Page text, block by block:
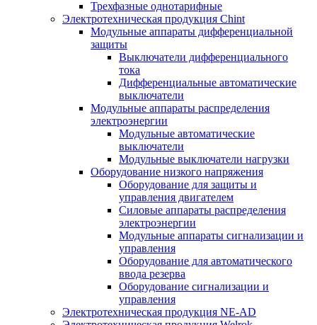
Трехфазные однотарифные
Электротехническая продукция Chint
Модульные аппараты дифференциальной
защиты
Выключатели дифференциального
тока
Дифференциальные автоматические
выключатели
Модульные аппараты распределения
электроэнергии
Модульные автоматические
выключатели
Модульные выключатели нагрузки
Оборудование низкого напряжения
Оборудование для защиты и
управления двигателем
Силовые аппараты распределения
электроэнергии
Модульные аппараты сигнализации и
управления
Оборудование для автоматического
ввода резерва
Оборудование сигнализации и
управления
Электротехническая продукция NE-AD